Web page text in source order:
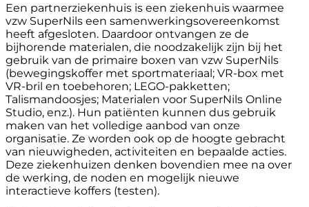
Een partnerziekenhuis is een ziekenhuis waarmee
vzw SuperNils een samenwerkingsovereenkomst
heeft afgesloten. Daardoor ontvangen ze de
bijhorende materialen, die noodzakelijk zijn bij het
gebruik van de primaire boxen van vzw SuperNils
(bewegingskoffer met sportmateriaal; VR-box met
VR-bril en toebehoren; LEGO-pakketten;
Talismandoosjes; Materialen voor SuperNils Online
Studio, enz.). Hun patiënten kunnen dus gebruik
maken van het volledige aanbod van onze
organisatie. Ze worden ook op de hoogte gebracht
van nieuwigheden, activiteiten en bepaalde acties.
Deze ziekenhuizen denken bovendien mee na over
de werking, de noden en mogelijk nieuwe
interactieve koffers (testen).